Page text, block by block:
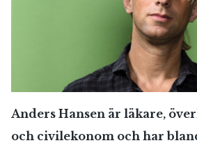
Anders Hansen är läkare,
och civilekonom och har